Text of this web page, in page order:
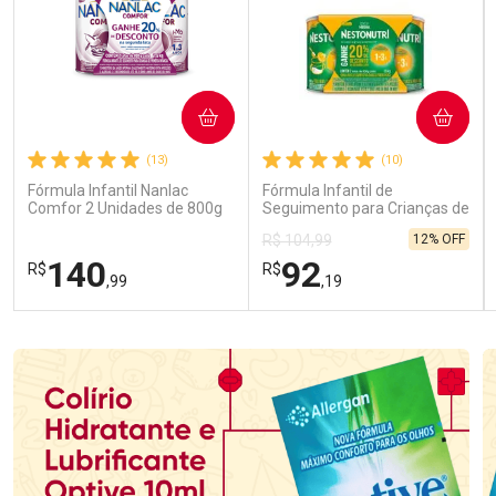
(13)
Fórmula Infantil Nanlac
Comfor 2 Unidades de 800g
R$140,99
COMPRAR
(10)
Fórmula Infantil de
Seguimento para Crianças de
Primeira Infância Nestonutri
2 Unidades de 800g cada
R$ 104,99
R$92,19
12% OFF
COMPRAR
Laboratório
Por Menos